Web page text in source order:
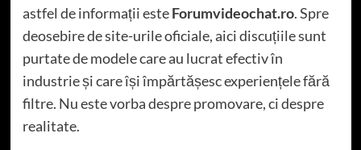
astfel de informații esteForumvideochat.ro. Spre
deosebire de site-urile oficiale, aici discuțiile sunt
purtate de modele care au lucrat efectiv în
industrie și care își împărtășesc experiențele fără
filtre. Nu este vorba despre promovare, ci despre
realitate.